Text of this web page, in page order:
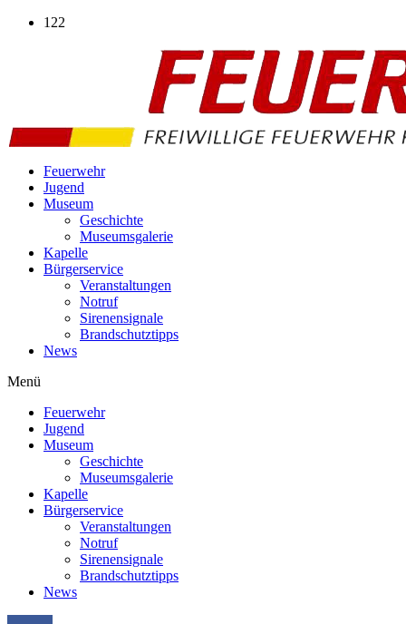
Zum
122
Feuerwehr
Jugend
Museum
Geschichte
Museumsgalerie
Kapelle
Bürgerservice
Veranstaltungen
Notruf
Sirenensignale
Brandschutztipps
News
Menü
Feuerwehr
Jugend
Museum
Geschichte
Museumsgalerie
Kapelle
Bürgerservice
Veranstaltungen
Notruf
Sirenensignale
Brandschutztipps
News